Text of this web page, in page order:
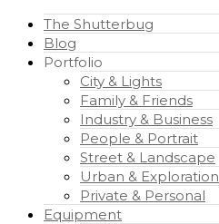
The Shutterbug
Blog
Portfolio
City & Lights
Family & Friends
Industry & Business
People & Portrait
Street & Landscape
Urban & Exploration
Private & Personal
Equipment